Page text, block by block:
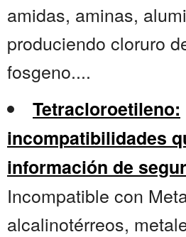
amidas, aminas,
produciendo cloruro
fosgeno....
Tetracloroetileno:
incompatibilidades
información de
Incompatible con
alcalinotérreos,